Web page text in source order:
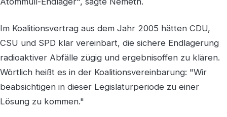
Im Koalitionsvertrag aus dem Jahr 2005 hätten CDU,
CSU und SPD klar vereinbart, die sichere Endlagerung
radioaktiver Abfälle zügig und ergebnisoffen zu klären.
Wörtlich heißt es in der Koalitionsvereinbarung: "Wir
beabsichtigen in dieser Legislaturperiode zu einer
Lösung zu kommen."